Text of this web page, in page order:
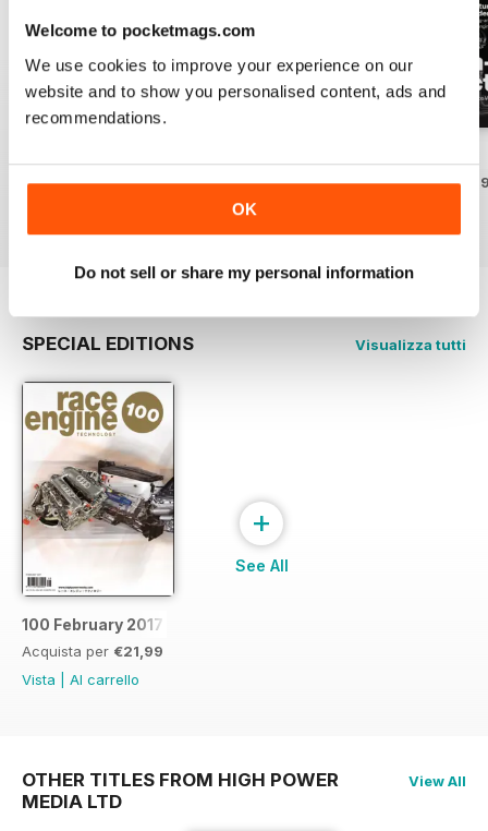
Welcome to pocketmags.com
We use cookies to improve your experience on our
website and to show you personalised content, ads and
recommendations.
OK
Do not sell or share my personal information
Acquista per€21,99
Acquista per€21,99
|Al carrello
Acquista per
SPECIAL EDITIONS Visualizza tutti
100 February 2017
Acquista per €21,99
Vista
Al carrello
+
See All
OTHER TITLES FROM HIGH POWER
MEDIA LTD
View All